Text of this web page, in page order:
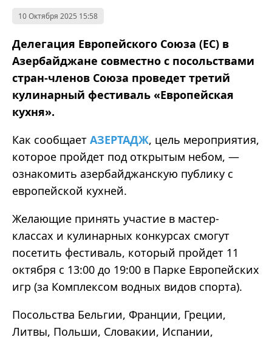
10 Октября 2025 15:58
Делегация Европейского Союза (ЕС) в
Азербайджане совместно с посольствами
стран-членов Союза проведет третий
кулинарный фестиваль «Европейская
кухня».
Как сообщает АЗЕРТАДЖ, цель мероприятия,
которое пройдет под открытым небом, —
ознакомить азербайджанскую публику с
европейской кухней.
Желающие принять участие в мастер-
классах и кулинарных конкурсах смогут
посетить фестиваль, который пройдет 11
октября с 13:00 до 19:00 в Парке Европейских
игр (за Комплексом водных видов спорта).
Посольства Бельгии, Франции, Греции,
Литвы, Польши, Словакии, Испании,